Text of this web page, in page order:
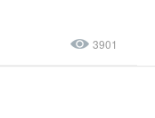
3901